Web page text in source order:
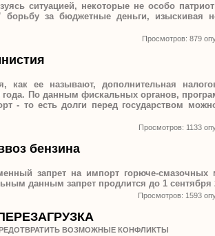
ситуацией, некоторые не особо
борьбу за бюджетные деньги, изыскивая
Просмотров: 879
как ее называют, дополнительная
года. По данным фискальных органов,
- то есть долги перед государством
Просмотров: 1133
бензина
запрет на импорт горюче-
данным запрет продлится до 1 сентября
Просмотров: 1593
ВОЗМОЖНЫЕ КОНФЛИКТЫ